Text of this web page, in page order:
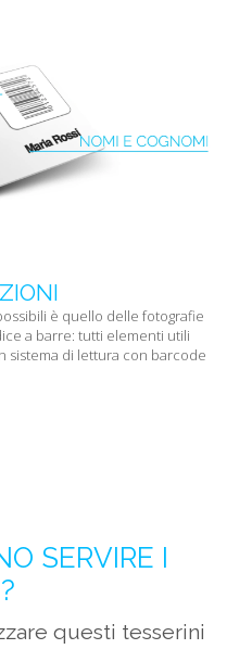
è quello delle fotografie
a barre: tutti elementi utili
sistema di lettura con barcode
SERVIRE I
questi tesserini